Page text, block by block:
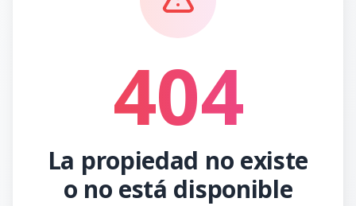
404
La propiedad no existe
o no está disponible